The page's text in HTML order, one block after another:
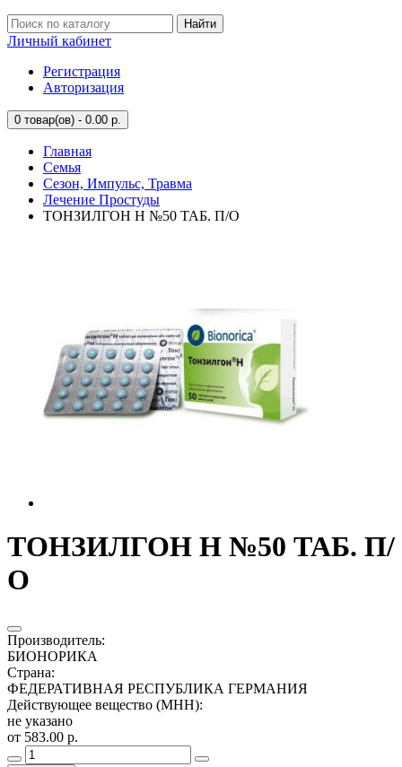
Найти
Личный кабинет
Регистрация
Авторизация
0 товар(ов) - 0.00 р.
Главная
Семья
Сезон, Импульс, Травма
Лечение Простуды
ТОНЗИЛГОН Н №50 ТАБ. П/О
ТОНЗИЛГОН Н №50 ТАБ. П/
О
Производитель:
БИОНОРИКА
Страна:
ФЕДЕРАТИВНАЯ РЕСПУБЛИКА ГЕРМАНИЯ
Действующее вещество (МНН):
не указано
от 583.00 р.